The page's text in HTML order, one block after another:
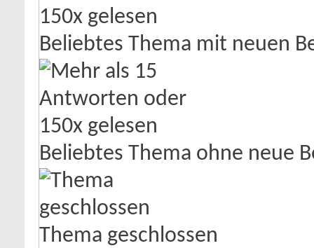
Beliebtes Thema mit neuen
Beliebtes Thema ohne neue
Thema geschlossen